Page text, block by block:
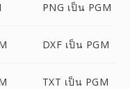
PNG เป็น PGM
DXF เป็น PGM
TXT เป็น PGM